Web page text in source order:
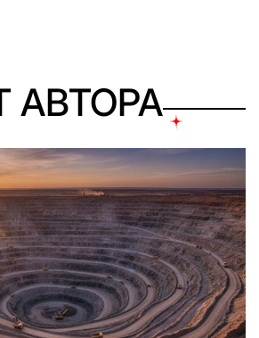
АВТОРА